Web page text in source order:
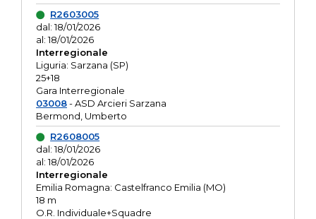
R2603005
dal: 18/01/2026
al: 18/01/2026
Interregionale
Liguria: Sarzana (SP)
25+18
Gara Interregionale
03008- ASD Arcieri Sarzana
Bermond, Umberto
R2608005
dal: 18/01/2026
al: 18/01/2026
Interregionale
Emilia Romagna: Castelfranco Emilia (MO)
18 m
O.R. Individuale+Squadre